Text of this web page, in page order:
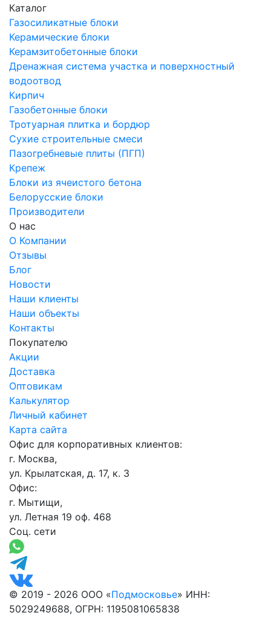
Каталог
Газосиликатные блоки
Керамические блоки
Керамзитобетонные блоки
Дренажная система участка и поверхностный
водоотвод
Кирпич
Газобетонные блоки
Тротуарная плитка и бордюр
Сухие строительные смеси
Пазогребневые плиты (ПГП)
Крепеж
Блоки из ячеистого бетона
Белорусские блоки
Производители
О нас
О Компании
Отзывы
Блог
Новости
Наши клиенты
Наши объекты
Контакты
Покупателю
Акции
Доставка
Оптовикам
Калькулятор
Личный кабинет
Карта сайта
Офис для корпоративных клиентов:
г. Москва,
ул. Крылатская, д. 17, к. 3
Офис:
г. Мытищи,
ул. Летная 19 оф. 468
Соц. сети
© 2019 - 2026 ООО «Подмосковье» ИНН:
5029249688, ОГРН: 1195081065838